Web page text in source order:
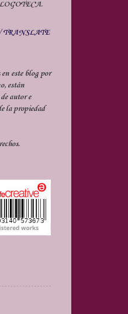
este blog por
están
autor e
la propiedad